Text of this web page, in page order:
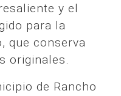
y el
para la
que conserva
originales.
de Rancho